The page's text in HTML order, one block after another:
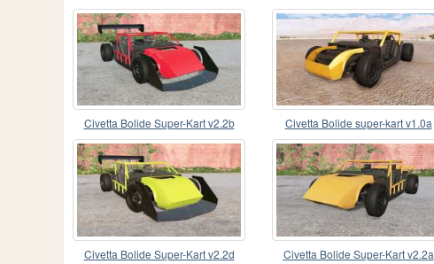
Civetta Bolide Super-Kart v2.2b Civetta Bolide super-kart v1.0a
Civetta Bolide Super-Kart v2.2d Civetta Bolide Super-Kart v2.2a